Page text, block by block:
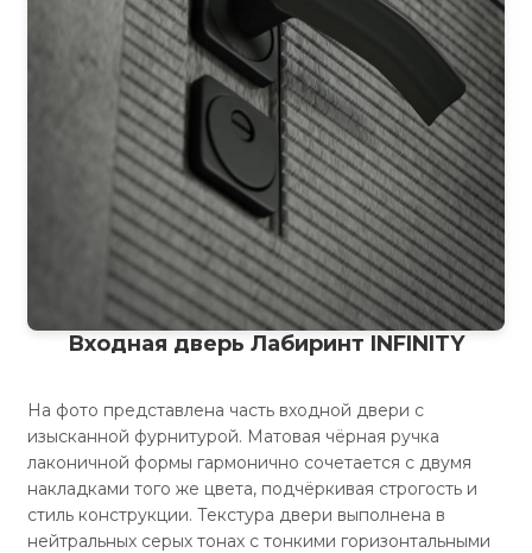
Входная дверь Лабиринт INFINITY
На фото представлена часть входной двери с
изысканной фурнитурой. Матовая чёрная ручка
лаконичной формы гармонично сочетается с двумя
накладками того же цвета, подчёркивая строгость и
стиль конструкции. Текстура двери выполнена в
нейтральных серых тонах с тонкими горизонтальными